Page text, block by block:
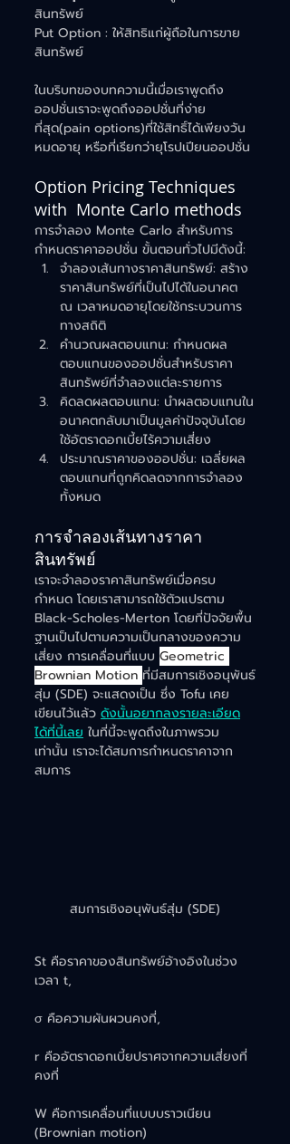
สินทรัพย์
Put Option : ให้สิทธิแก่ผู้ถือในการขาย
สินทรัพย์
ในบริบทของบทความนี้เมื่อเราพูดถึง
ออปชั่นเราจะพูดถึงออปชั่นที่ง่าย
ที่สุด(pain options)ที่ใช้สิทธิ์ได้เพียงวัน
หมดอายุ หรือที่เรียกว่ายุโรปเปียนออปชั่น
Option Pricing Techniques
with  Monte Carlo methods
การจำลอง Monte Carlo สำหรับการ
กำหนดราคาออปชั่น ขั้นตอนทั่วไปมีดังนี้:
จำลองเส้นทางราคาสินทรัพย์: สร้าง
ราคาสินทรัพย์ที่เป็นไปได้ในอนาคต
ณ เวลาหมดอายุโดยใช้กระบวนการ
ทางสถิติ
คำนวณผลตอบแทน: กำหนดผล
ตอบแทนของออปชั่นสำหรับราคา
สินทรัพย์ที่จำลองแต่ละรายการ
คิดลดผลตอบแทน: นำผลตอบแทนใน
อนาคตกลับมาเป็นมูลค่าปัจจุบันโดย
ใช้อัตราดอกเบี้ยไร้ความเสี่ยง
ประมาณราคาของออปชั่น: เฉลี่ยผล
ตอบแทนที่ถูกคิดลดจากการจำลอง
ทั้งหมด
การจำลองเส้นทางราคา
สินทรัพย์
เราจะจำลองราคาสินทรัพย์เมื่อครบ
กำหนด โดยเราสามารถใช้ตัวแปรตาม
Black-Scholes-Merton โดยที่ปัจจัยพื้น
ฐานเป็นไปตามความเป็นกลางของความ
เสี่ยง การเคลื่อนที่แบบ Geometric
Brownian Motion ที่มีสมการเชิงอนุพันธ์
สุ่ม (SDE) จะแสดงเป็น ซึ่ง Tofu เคย
เขียนไว้แล้ว ดังนั้นอยากลงรายละเอียด
ได้ที่นี้เลย ในที่นี้จะพูดถึงในภาพรวม
เท่านั้น เราจะได้สมการกำหนดราคาจาก
สมการ
สมการเชิงอนุพันธ์สุ่ม (SDE)
St​ คือราคาของสินทรัพย์อ้างอิงในช่วง
เวลา t,
σ คือความผันผวนคงที่,
r คืออัตราดอกเบี้ยปราศจากความเสี่ยงที่
คงที่
W คือการเคลื่อนที่แบบบราวเนียน
(Brownian motion)